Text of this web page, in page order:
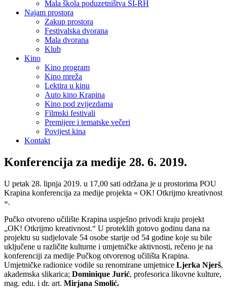
Mala škola poduzetništva SI-RH
Najam prostora
Zakup prostora
Festivalska dvorana
Mala dvorana
Klub
Kino
Kino program
Kino mreža
Lektira u kinu
Auto kino Krapina
Kino pod zvijezdama
Filmski festivali
Premijere i tematske večeri
Povijest kina
Kontakt
Konferencija za medije 28. 6. 2019.
U petak 28. lipnja 2019. u 17,00 sati održana je u prostorima POU
Krapina konferencija za medije projekta « OK! Otkrijmo kreativnost
».
Pučko otvoreno učilište Krapina uspješno privodi kraju projekt
„OK! Otkrijmo kreativnost.“ U proteklih gotovo godinu dana na
projektu su sudjelovale 54 osobe starije od 54 godine koje su bile
uključene u različite kulturne i umjetničke aktivnosti, rečeno je na
konferenciji za medije Pučkog otvorenog učilišta Krapina.
Umjetničke radionice vodile su renomirane umjetnice Ljerka Njerš,
akademska slikarica; Dominique Jurić, profesorica likovne kulture,
mag. edu. i dr. art. Mirjana Smolić.